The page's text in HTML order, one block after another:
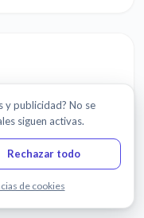
con nosotros
y publicidad? No se
siguen activas.
Rechazar todo
de cookies